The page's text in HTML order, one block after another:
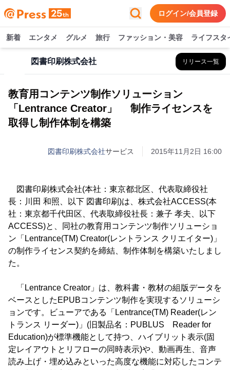
ログイン/会員登録
新着 エンタメ グルメ 旅行 ファッション・美容 ライフスタ
図書印刷株式会社 リリース一覧
教育用コンテンツ制作ソリューション
「Lentrance Creator」 制作ライセンスを
取得し制作体制を構築
図書印刷株式会社サービス 2015年11月2日 16:00
図書印刷株式会社(本社：東京都北区、代表取締役社
長：川田 和照、以下 図書印刷)は、株式会社ACCESS(本
社：東京都千代田区、代表取締役社長：兼子 孝夫、以下
ACCESS)と、同社の教育用コンテンツ制作ソリューショ
ン「Lentrance(TM) Creator(レントランス クリエイター)」
の制作ライセンス契約を締結、制作体制を構築いたしまし
た。
「Lentrance Creator」は、教科書・教材の組版データを
ベースとしたEPUBコンテンツ制作を実現するソリューシ
ョンです。ビューアである「Lentrance(TM) Reader(レン
トランス リーダー)」(旧製品名：PUBLUS Reader for
Education)が標準機能として持つ、ハイブリット表示(固
定レイアウトとリフローの同時表示)や、動画再生、音声
読み上げ・埋め込みといった高度な機能に対応したコンテ